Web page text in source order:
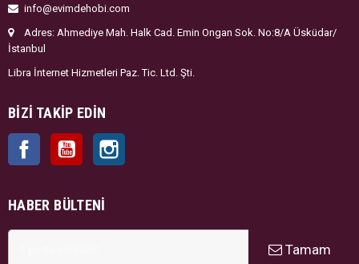
info@evimdehobi.com
Adres: Ahmediye Mah. Halk Cad. Emin Ongan Sok. No:8/A Üsküdar/
İstanbul
Libra İnternet Hizmetleri Paz. Tic. Ltd. Şti.
BIZI TAKIP EDIN
Facebook YouTube
HABER BÜLTENI
Tamam